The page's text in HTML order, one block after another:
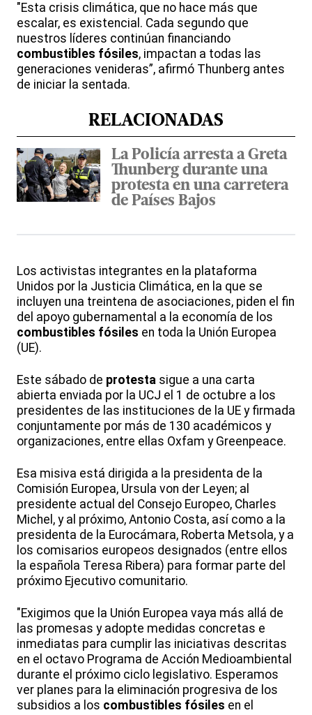
"Esta crisis climática, que no hace más que
escalar, es existencial. Cada segundo que
nuestros líderes continúan financiando
combustibles fósiles, impactan a todas las
generaciones venideras”, afirmó Thunberg antes
de iniciar la sentada.
RELACIONADAS
La Policía arresta a Greta
Thunberg durante una
protesta en una carretera
de Países Bajos
Los activistas integrantes en la plataforma
Unidos por la Justicia Climática, en la que se
incluyen una treintena de asociaciones, piden el fin
del apoyo gubernamental a la economía de los
combustibles fósiles en toda la Unión Europea
(UE).
Este sábado de protesta sigue a una carta
abierta enviada por la UCJ el 1 de octubre a los
presidentes de las instituciones de la UE y firmada
conjuntamente por más de 130 académicos y
organizaciones, entre ellas Oxfam y Greenpeace.
Esa misiva está dirigida a la presidenta de la
Comisión Europea, Ursula von der Leyen; al
presidente actual del Consejo Europeo, Charles
Michel, y al próximo, Antonio Costa, así como a la
presidenta de la Eurocámara, Roberta Metsola, y a
los comisarios europeos designados (entre ellos
la española Teresa Ribera) para formar parte del
próximo Ejecutivo comunitario.
"Exigimos que la Unión Europea vaya más allá de
las promesas y adopte medidas concretas e
inmediatas para cumplir las iniciativas descritas
en el octavo Programa de Acción Medioambiental
durante el próximo ciclo legislativo. Esperamos
ver planes para la eliminación progresiva de los
subsidios a los combustibles fósiles en el